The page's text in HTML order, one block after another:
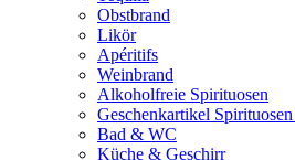
Obstbrand
Likör
Apéritifs
Weinbrand
Alkoholfreie Spirituosen
Geschenkartikel
Bad & WC
Küche & Geschirr